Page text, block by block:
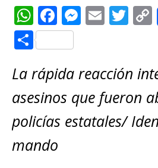
W
h
at
s
A
p
p
F
a
c
e
b
o
o
k
M
e
n
g
e
E
l
T
te
r
C
m
p
ar
ti
r
La rápida reacción
asesinos que fueron
policías estatales/
mando